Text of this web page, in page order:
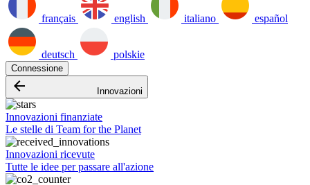
français english italiano español
deutsch polskie
Connessione
arrow_backward Innovazioni
Innovazioni finanziate
Le stelle di Team for the Planet
Innovazioni ricevute
Tutte le idee per passare all'azione